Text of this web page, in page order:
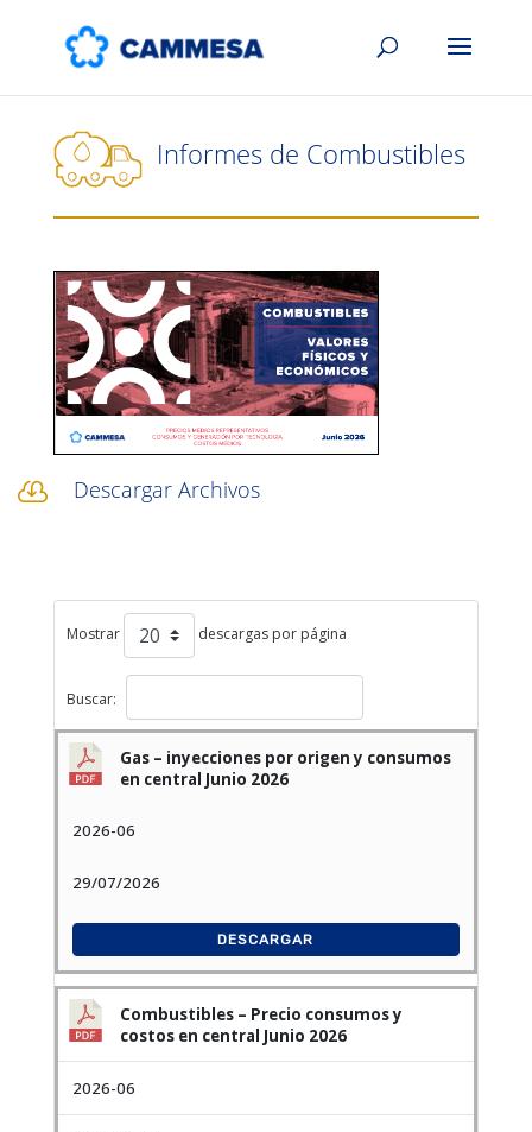
Informes de Combustibles
 Descargar Archivos
Mostrar descargas por página
Buscar:
Gas – inyecciones por origen y consumos
en central Junio 2026
2026-06
29/07/2026
DESCARGAR
Combustibles – Precio consumos y
costos en central Junio 2026
2026-06